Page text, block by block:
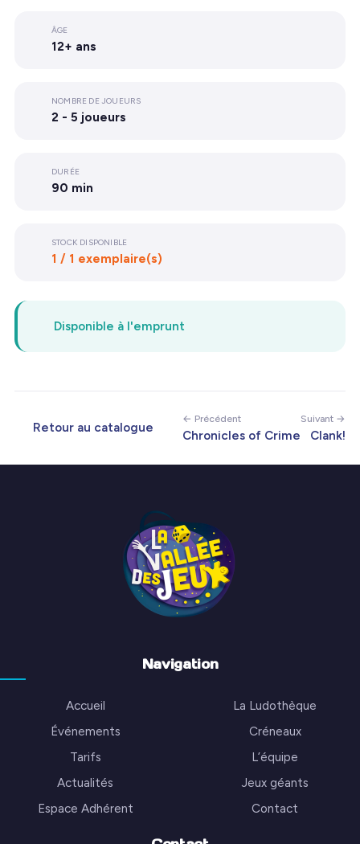
ÂGE
12+ ans
NOMBRE DE JOUEURS
2 - 5 joueurs
DURÉE
90 min
STOCK DISPONIBLE
1 / 1 exemplaire(s)
Disponible à l'emprunt
Retour au catalogue
← Précédent
Chronicles of Crime
Suivant →
Clank!
Navigation
Accueil
La Ludothèque
Événements
Créneaux
Tarifs
L’équipe
Actualités
Jeux géants
Espace Adhérent
Contact